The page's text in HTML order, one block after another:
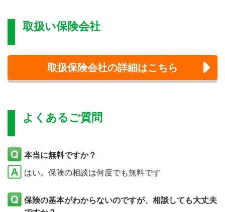
取扱い保険会社
取扱保険会社の詳細はこちら
よくあるご質問
本当に無料ですか？
はい。保険の相談は何度でも無料です
保険の基本がわからないのですが、相談しても大丈夫